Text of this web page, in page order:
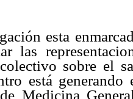
esta
las
sobre el
está
Medicina